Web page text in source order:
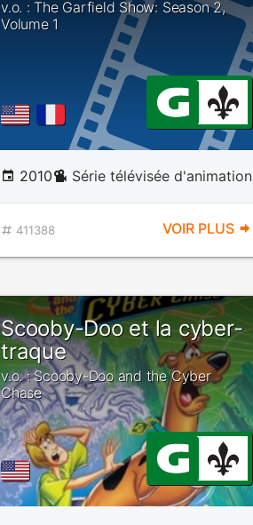
v.o. : The Garfield Show: Season 2,
Volume 1
2010 Série télévisée d'animation
411388 VOIR PLUS
Scooby-Doo et la cyber-
traque
v.o. : Scooby-Doo and the Cyber
Chase